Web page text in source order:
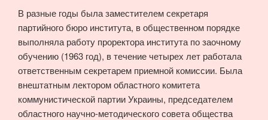
В разные годы была заместителем секретаря
партийного бюро института, в общественном порядке
выполняла работу проректора института по заочному
обучению (1963 год), в течение четырех лет работала
ответственным секретарем приемной комиссии. Была
внештатным лектором областного комитета
коммунистической партии Украины, председателем
областного научно-методического совета общества